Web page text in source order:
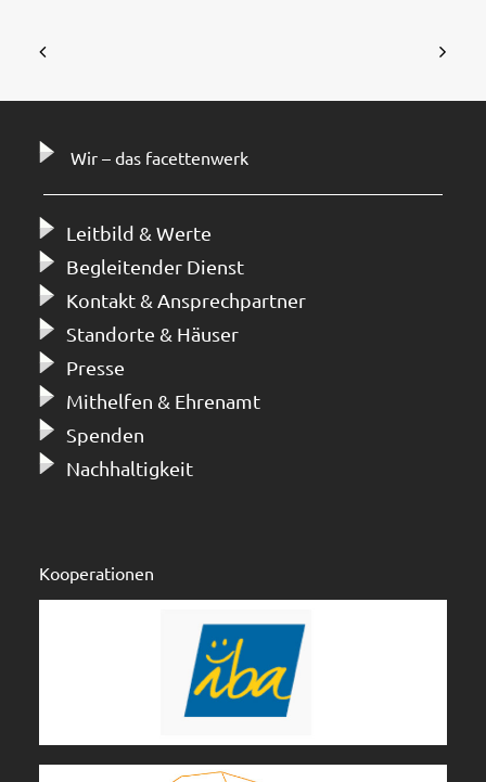
Wir – das facettenwerk
Leitbild & Werte
Begleitender Dienst
Kontakt & Ansprechpartner
Standorte & Häuser
Presse
Mithelfen & Ehrenamt
Spenden
Nachhaltigkeit
Kooperationen